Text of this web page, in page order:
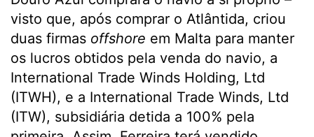
visto que, após comprar o Atlântida, criou
duas firmas offshore em Malta para manter
os lucros obtidos pela venda do navio, a
International Trade Winds Holding, Ltd
(ITWH), e a International Trade Winds, Ltd
(ITW), subsidiária detida a 100% pela